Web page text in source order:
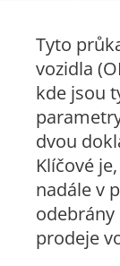
Tyto
vozidla
kde jsou
dvou
Klíčové
nadále v
odebrány
prodeje